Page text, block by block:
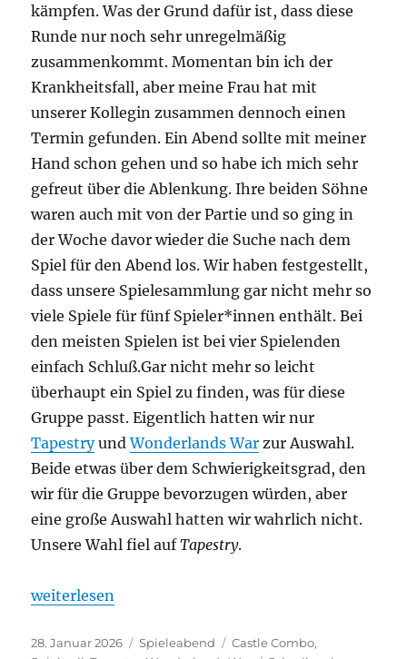
kämpfen. Was der Grund dafür ist, dass diese
Runde nur noch sehr unregelmäßig
zusammenkommt. Momentan bin ich der
Krankheitsfall, aber meine Frau hat mit
unserer Kollegin zusammen dennoch einen
Termin gefunden. Ein Abend sollte mit meiner
Hand schon gehen und so habe ich mich sehr
gefreut über die Ablenkung. Ihre beiden Söhne
waren auch mit von der Partie und so ging in
der Woche davor wieder die Suche nach dem
Spiel für den Abend los. Wir haben festgestellt,
dass unsere Spielesammlung gar nicht mehr so
viele Spiele für fünf Spieler*innen enthält. Bei
den meisten Spielen ist bei vier Spielenden
einfach Schluß.Gar nicht mehr so leicht
überhaupt ein Spiel zu finden, was für diese
Gruppe passt. Eigentlich hatten wir nur
TapestryundWonderlands War zur Auswahl.
Beide etwas über dem Schwierigkeitsgrad, den
wir für die Gruppe bevorzugen würden, aber
eine große Auswahl hatten wir wahrlich nicht.
Unsere Wahl fiel aufTapestry.
„Spieleabend #36 – Nur ein Spiel“
weiterlesen
Veröffentlicht
28. Januar 2026 Kategorien
Spieleabend Schlagwörter
Castle Combo,